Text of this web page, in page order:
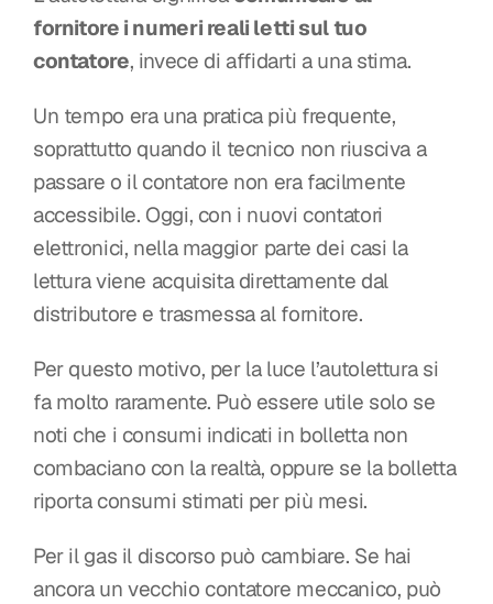
fornitore i numeri reali letti sul tuo
contatore, invece di affidarti a una stima.
Un tempo era una pratica più frequente,
soprattutto quando il tecnico non riusciva a
passare o il contatore non era facilmente
accessibile. Oggi, con i nuovi contatori
elettronici, nella maggior parte dei casi la
lettura viene acquisita direttamente dal
distributore e trasmessa al fornitore.
Per questo motivo, per la luce l’autolettura si
fa molto raramente. Può essere utile solo se
noti che i consumi indicati in bolletta non
combaciano con la realtà, oppure se la bolletta
riporta consumi stimati per più mesi.
Per il gas il discorso può cambiare. Se hai
ancora un vecchio contatore meccanico, può